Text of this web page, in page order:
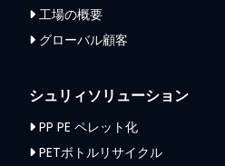
工場の概要
グローバル顧客
シュリィソリューション
PP PE ペレット化
PETボトルリサイクル